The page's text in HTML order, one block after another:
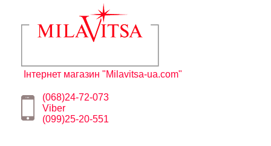
Інтернет магазин "Milavitsa-ua.com"
(068)24-72-073
Viber
(099)25-20-551